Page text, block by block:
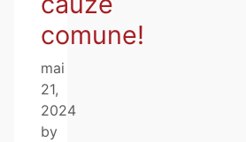
comune!
mai
21,
2024
by